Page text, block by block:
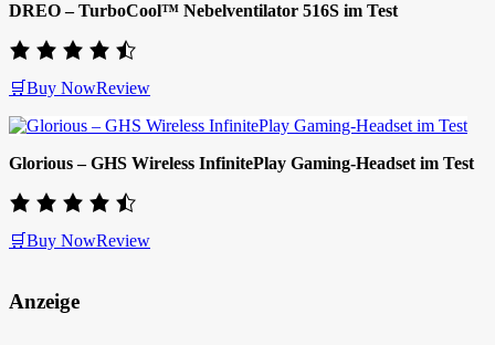
DREO – TurboCool™ Nebelventilator 516S im Test
🛒Buy NowReview
Glorious – GHS Wireless InfinitePlay Gaming-Headset im Test
🛒Buy NowReview
Anzeige